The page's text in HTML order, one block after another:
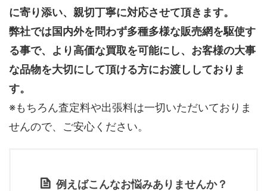
に寄り添い、親切丁寧に対応させて頂きます。
弊社では国内外を問わず多種多様な販売網を駆使す
る事で、より高価な買取を可能にし、お客様の大事
な品物を大切にして頂ける方にお渡ししておりま
す。
※もちろん査定料や出張料は一切いただいておりま
せんので、ご安心ください。
例えばこんなお悩みありませんか？